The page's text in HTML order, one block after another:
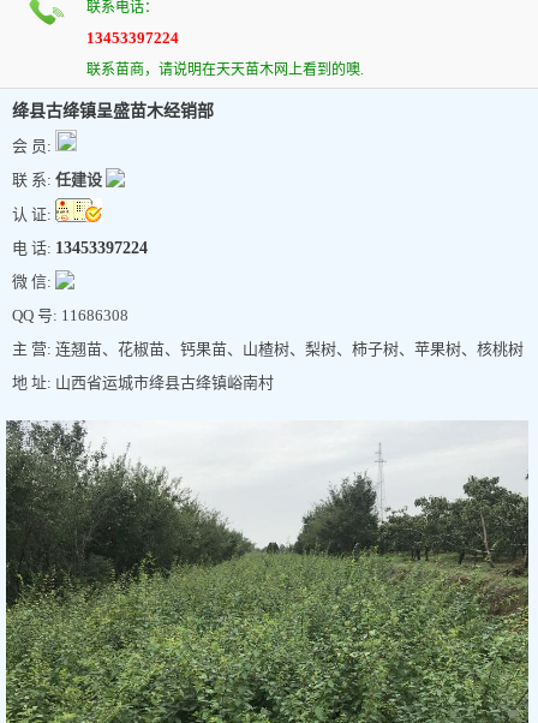
联系电话：
13453397224
联系苗商，请说明在天天苗木网上看到的噢.
绛县古绛镇呈盛苗木经销部
会 员:
联 系: 任建设
认 证:
电 话: 13453397224
微 信:
QQ 号: 11686308
主 营: 连翘苗、花椒苗、钙果苗、山楂树、梨树、柿子树、苹果树、核桃树
地 址: 山西省运城市绛县古绛镇峪南村